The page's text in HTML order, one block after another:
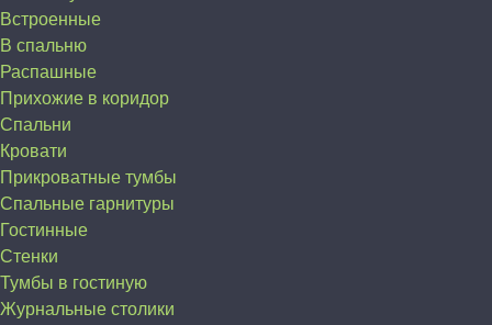
Встроенные
В спальню
Распашные
Прихожие в коридор
Спальни
Кровати
Прикроватные тумбы
Спальные гарнитуры
Гостинные
Стенки
Тумбы в гостиную
Журнальные столики